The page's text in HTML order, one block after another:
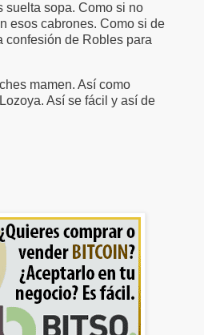
suelta sopa. Como si no
esos cabrones. Como si de
confesión de Robles para
mamen. Así como
Así se fácil y así de